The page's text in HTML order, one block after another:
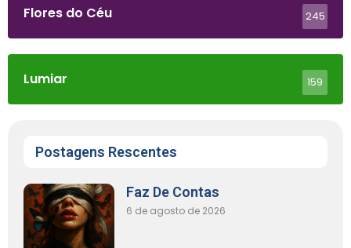
Flores do Céu 245
Lumiar 159
Postagens Rescentes
Faz De Contas
6 de agosto de 2026